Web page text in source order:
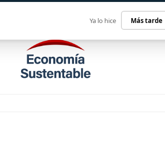
Ya lo hice Más tarde